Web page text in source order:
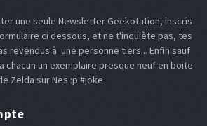
une seule Newsletter Geekotation, inscris
ci dessous, et ne t'inquiète pas, tes
revendus à une personne tiers... Enfin sauf
chacun un exemplaire presque neuf en boite
Zelda sur Nes :p #joke